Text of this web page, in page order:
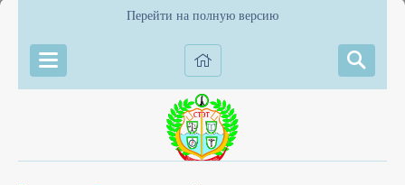
Перейти на полную версию